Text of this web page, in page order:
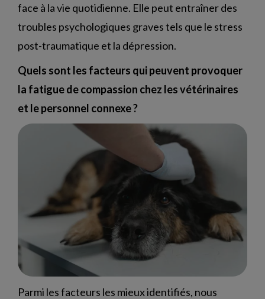
face à la vie quotidienne. Elle peut entraîner des
troubles psychologiques graves tels que le stress
post-traumatique et la dépression.
Quels sont les facteurs qui peuvent provoquer
la fatigue de compassion chez les vétérinaires
et le personnel connexe ?
Parmi les facteurs les mieux identifiés, nous